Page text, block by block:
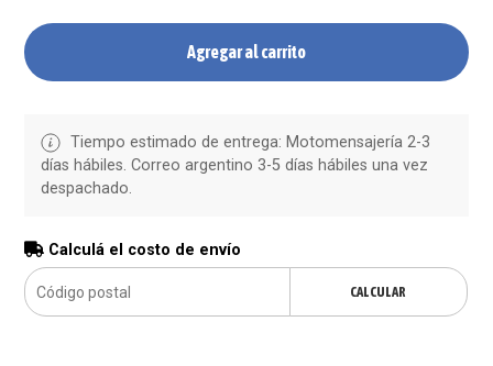
Agregar al carrito
Tiempo estimado de entrega: Motomensajería 2-3
días hábiles. Correo argentino 3-5 días hábiles una vez
despachado.
Calculá el costo de envío
CALCULAR